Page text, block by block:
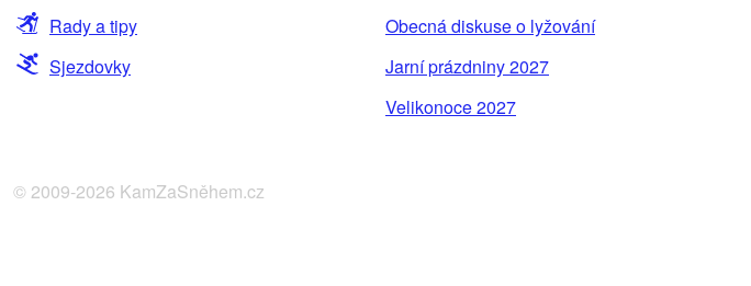
Rady a tipy
Sjezdovky
Obecná diskuse o lyžování
Jarní prázdniny 2027
Velikonoce 2027
© 2009-2026 KamZaSněhem.cz